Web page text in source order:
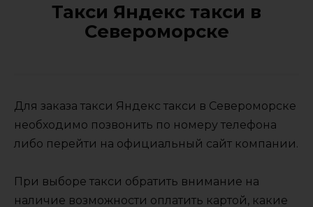
Такси Яндекс такси в
Североморске
Для заказа такси Яндекс такси в Североморске
необходимо позвонить по номеру телефона
либо перейти на официальный сайт компании.
При выборе такси обратить внимание на
наличие возможности оплатить картой, какие